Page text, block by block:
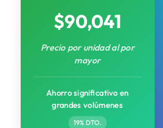
$90,041
Precio por unidad al por
mayor
Ahorro significativo en
grandes volúmenes
19% DTO.